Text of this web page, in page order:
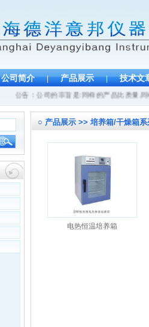
公司简介 | 产品展示 | 技术文
公告：公司的宗旨是:同样的产品比质量,
○ 产品展示 >> 培养箱/干燥箱
电热恒温培养箱